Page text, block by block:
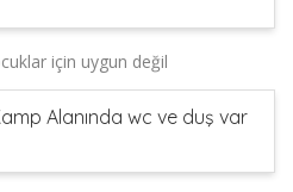
için uygun değil
Alanında wc ve duş var